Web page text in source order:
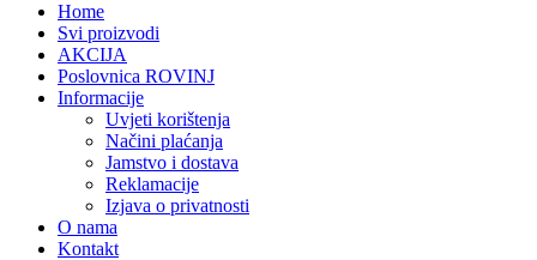
Home
Svi proizvodi
AKCIJA
Poslovnica ROVINJ
Informacije
Uvjeti korištenja
Načini plaćanja
Jamstvo i dostava
Reklamacije
Izjava o privatnosti
O nama
Kontakt